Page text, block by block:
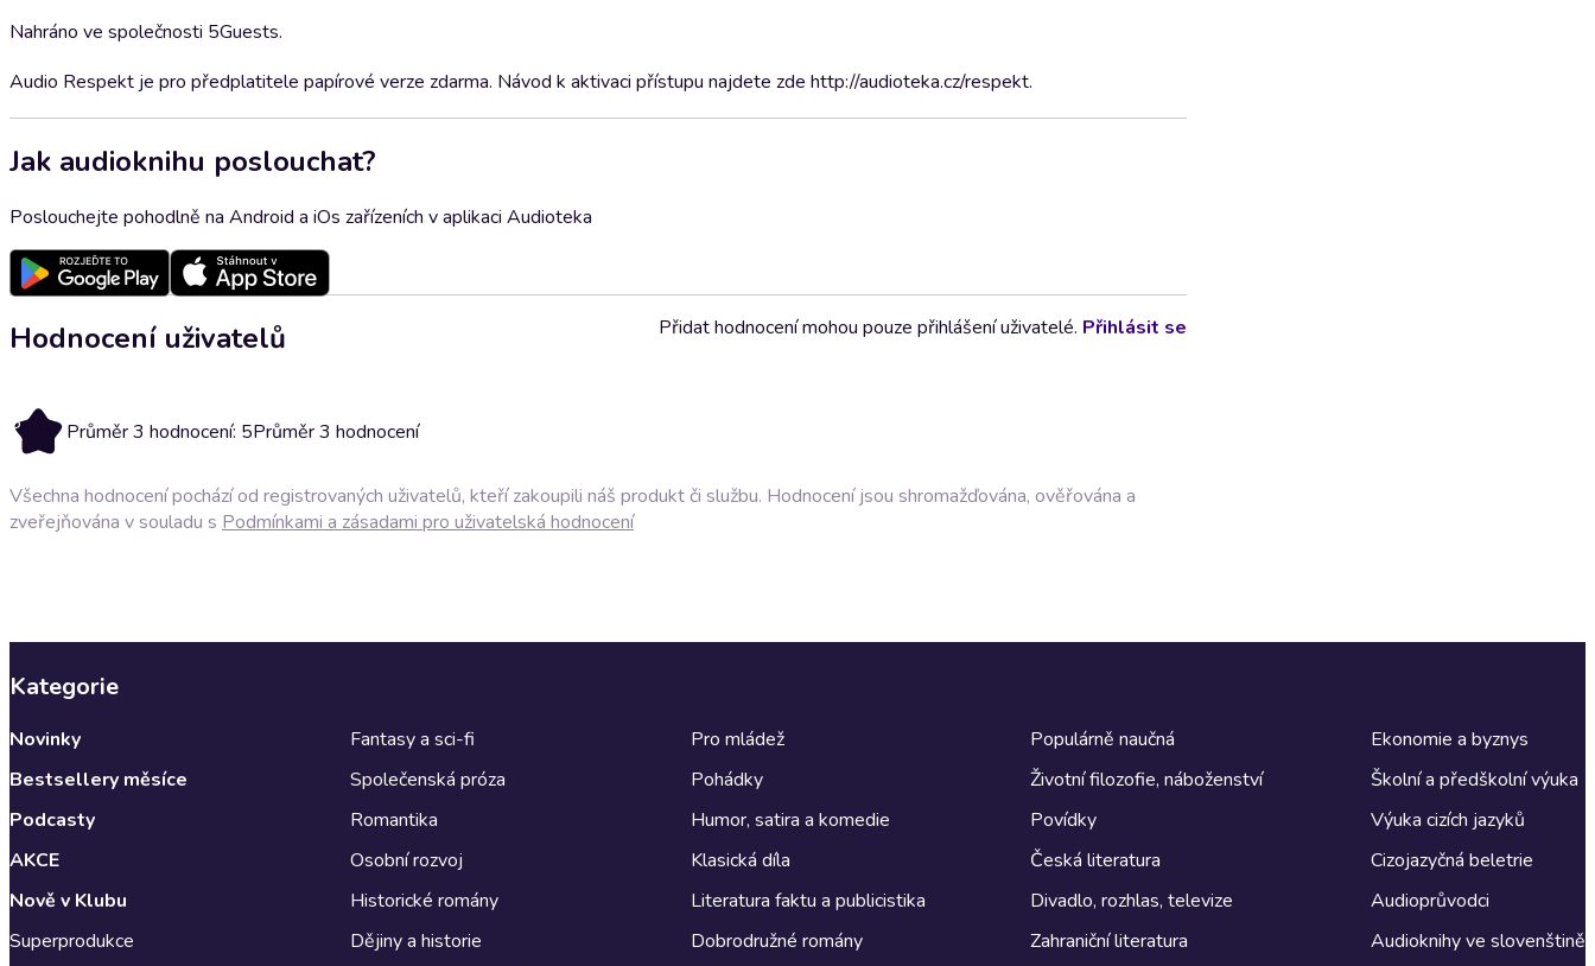
Nahráno ve společnosti 5Guests.
Audio Respekt je pro předplatitele papírové verze zdarma. Návod k aktivaci přístupu najdete zde http://audioteka.cz/respekt.
Jak audioknihu poslouchat?
Poslouchejte pohodlně na Android a iOs zařízeních v aplikaci Audioteka
Hodnocení uživatelů
5 Průměr 3 hodnocení: 5Průměr 3 hodnocení
Přidat hodnocení mohou pouze přihlášení uživatelé. Přihlásit se
Všechna hodnocení pochází od registrovaných uživatelů, kteří zakoupili náš produkt či službu. Hodnocení jsou shromažďována, ověřována a
zveřejňována v souladu s Podmínkami a zásadami pro uživatelská hodnocení
Kategorie
Novinky
Bestsellery měsíce
Podcasty
AKCE
Nově v Klubu
Superprodukce
Fantasy a sci-fi
Společenská próza
Romantika
Osobní rozvoj
Historické romány
Dějiny a historie
Pro mládež
Pohádky
Humor, satira a komedie
Klasická díla
Literatura faktu a publicistika
Dobrodružné romány
Populárně naučná
Životní filozofie, náboženství
Povídky
Česká literatura
Divadlo, rozhlas, televize
Zahraniční literatura
Ekonomie a byznys
Školní a předškolní výuka
Výuka cizích jazyků
Cizojazyčná beletrie
Audioprůvodci
Audioknihy ve slovenštině